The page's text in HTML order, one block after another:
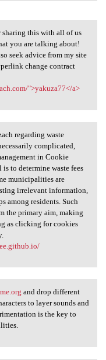
for sharing
this with all of us
you are talking about!
seek advice from my site
change contract
">yakuza77</a>
regarding waste
complicated,
in Cookie
to determine waste fees
municipalities are
irrelevant information,
among residents. Such
the primary aim, making
as clicking for cookies
and drop different
to layer sounds and
is the key to